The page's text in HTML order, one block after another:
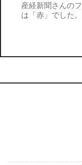
産経新聞さんの
は「赤」でした